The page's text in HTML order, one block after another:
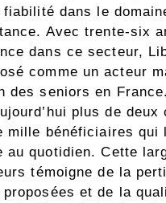
fiabilité dans le
Avec trente-six
dans ce secteur,
comme un acteur
des seniors en
plus de deux
mille bénéficiaires qui
au quotidien. Cette
témoigne de la
et de la